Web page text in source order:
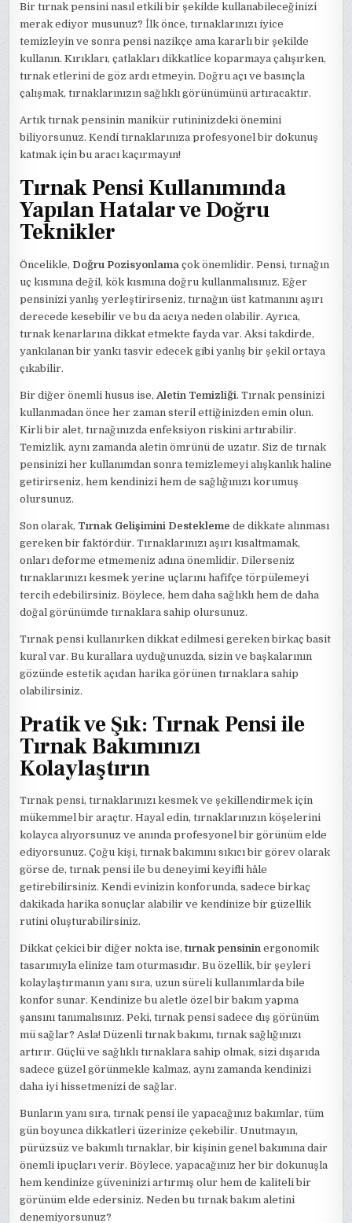
Bir tırnak pensini nasıl etkili bir şekilde kullanabileceğinizi
merak ediyor musunuz? İlk önce, tırnaklarınızı iyice
temizleyin ve sonra pensi nazikçe ama kararlı bir şekilde
kullanın. Kırıkları, çatlakları dikkatlice koparmaya çalışırken,
tırnak etlerini de göz ardı etmeyin. Doğru açı ve basınçla
çalışmak, tırnaklarınızın sağlıklı görünümünü artıracaktır.
Artık tırnak pensinin manikür rutininizdeki önemini
biliyorsunuz. Kendi tırnaklarınıza profesyonel bir dokunuş
katmak için bu aracı kaçırmayın!
Tırnak Pensi Kullanımında
Yapılan Hatalar ve Doğru
Teknikler
Öncelikle, Doğru Pozisyonlama çok önemlidir. Pensi, tırnağın
uç kısmına değil, kök kısmına doğru kullanmalısınız. Eğer
pensinizi yanlış yerleştirirseniz, tırnağın üst katmanını aşırı
derecede kesebilir ve bu da acıya neden olabilir. Ayrıca,
tırnak kenarlarına dikkat etmekte fayda var. Aksi takdirde,
yankılanan bir yankı tasvir edecek gibi yanlış bir şekil ortaya
çıkabilir.
Bir diğer önemli husus ise, Aletin Temizliği. Tırnak pensinizi
kullanmadan önce her zaman steril ettiğinizden emin olun.
Kirli bir alet, tırnağınızda enfeksiyon riskini artırabilir.
Temizlik, aynı zamanda aletin ömrünü de uzatır. Siz de tırnak
pensinizi her kullanımdan sonra temizlemeyi alışkanlık haline
getirirseniz, hem kendinizi hem de sağlığınızı korumuş
olursunuz.
Son olarak, Tırnak Gelişimini Destekleme de dikkate alınması
gereken bir faktördür. Tırnaklarınızı aşırı kısaltmamak,
onları deforme etmemeniz adına önemlidir. Dilerseniz
tırnaklarınızı kesmek yerine uçlarını hafifçe törpülemeyi
tercih edebilirsiniz. Böylece, hem daha sağlıklı hem de daha
doğal görünümde tırnaklara sahip olursunuz.
Tırnak pensi kullanırken dikkat edilmesi gereken birkaç basit
kural var. Bu kurallara uyduğunuzda, sizin ve başkalarının
gözünde estetik açıdan harika görünen tırnaklara sahip
olabilirsiniz.
Pratik ve Şık: Tırnak Pensi ile
Tırnak Bakımınızı
Kolaylaştırın
Tırnak pensi, tırnaklarınızı kesmek ve şekillendirmek için
mükemmel bir araçtır. Hayal edin, tırnaklarınızın köşelerini
kolayca alıyorsunuz ve anında profesyonel bir görünüm elde
ediyorsunuz. Çoğu kişi, tırnak bakımını sıkıcı bir görev olarak
görse de, tırnak pensi ile bu deneyimi keyifli hâle
getirebilirsiniz. Kendi evinizin konforunda, sadece birkaç
dakikada harika sonuçlar alabilir ve kendinize bir güzellik
rutini oluşturabilirsiniz.
Dikkat çekici bir diğer nokta ise,tırnak pensinin ergonomik
tasarımıyla elinize tam oturmasıdır. Bu özellik, bir şeyleri
kolaylaştırmanın yanı sıra, uzun süreli kullanımlarda bile
konfor sunar. Kendinize bu aletle özel bir bakım yapma
şansını tanımalısınız. Peki, tırnak pensi sadece dış görünüm
mü sağlar? Asla! Düzenli tırnak bakımı, tırnak sağlığınızı
artırır. Güçlü ve sağlıklı tırnaklara sahip olmak, sizi dışarıda
sadece güzel görünmekle kalmaz, aynı zamanda kendinizi
daha iyi hissetmenizi de sağlar.
Bunların yanı sıra, tırnak pensi ile yapacağınız bakımlar, tüm
gün boyunca dikkatleri üzerinize çekebilir. Unutmayın,
pürüzsüz ve bakımlı tırnaklar, bir kişinin genel bakımına dair
önemli ipuçları verir. Böylece, yapacağınız her bir dokunuşla
hem kendinize güveninizi artırmış olur hem de kaliteli bir
görünüm elde edersiniz. Neden bu tırnak bakım aletini
denemiyorsunuz?